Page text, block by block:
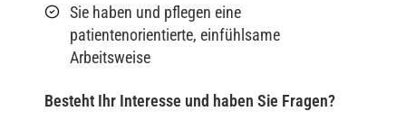
Sie haben und pflegen eine
patientenorientierte, einfühlsame
Arbeitsweise
Besteht Ihr Interesse und haben Sie Fragen?